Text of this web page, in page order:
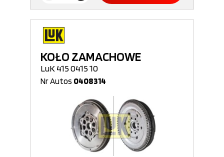
KOŁO ZAMACHOWE
LuK 415 0415 10
Nr Autos 0408314